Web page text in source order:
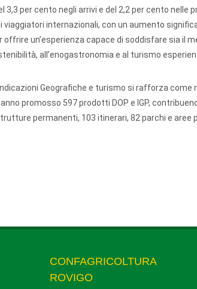
per cento negli arrivi e del 2,2 per cento nelle
internazionali, con un aumento
un’esperienza capace di soddisfare sia il
all’enogastronomia e al turismo
Geografiche e turismo si rafforza come
promosso 597 prodotti DOP e IGP,
permanenti, 103 itinerari, 82 parchi e aree
CONFAGRICOLTURA
ROVIGO